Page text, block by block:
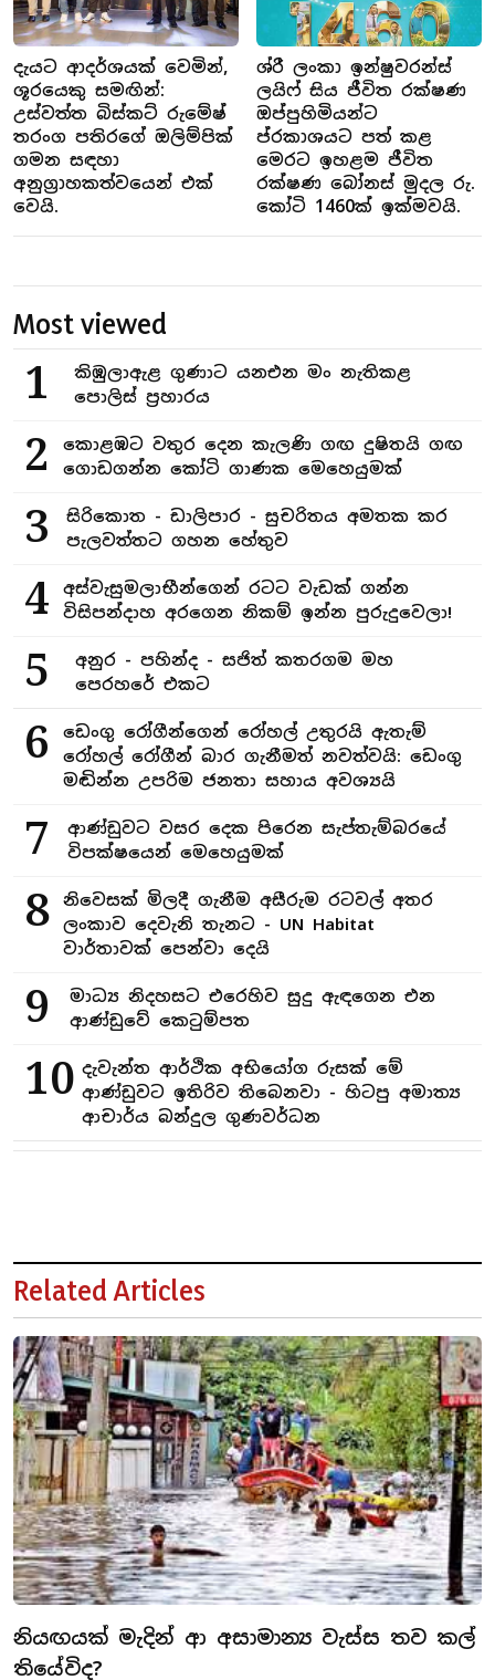
දැයට ආදර්ශයක් වෙමින්,
ශූරයෙකු සමඟින්:
උස්වත්ත බිස්කට් රුමේෂ්
තරංග පතිරගේ ඔලිම්පික්
ගමන සඳහා
අනුග්‍රාහකත්වයෙන් එක්
වෙයි.
ශ්රී ලංකා ඉන්ෂුවරන්ස්
ලයිෆ් සිය ජීවිත රක්ෂණ
ඔප්පුහිමියන්ට
ප්රකාශයට පත් කළ
මෙරට ඉහළම ජීවිත
රක්ෂණ බෝනස් මුදල රු.
කෝටි 1460ක් ඉක්මවයි.
Most viewed
1
කිඹුලාඇළ ගුණාට යනඑන මං නැතිකළ
පොලිස් ප්‍රහාරය
2
කොළඹට වතුර දෙන කැලණි ගඟ දුෂිතයි ගඟ
ගොඩගන්න කෝටි ගාණක මෙහෙයුමක්
3
සිරිකොත - ඩාලිපාර - සුචරිතය අමතක කර
පැලවත්තට ගහන හේතුව
4
අස්වැසුමලාභීන්ගෙන් රටට වැඩක් ගන්න
විසිපන්දාහ අරගෙන නිකම් ඉන්න පුරුදුවෙලා!
5
අනුර - පහින්ද - සජිත් කතරගම මහ
පෙරහරේ එකට
6
ඩෙංගු රෝගීන්ගෙන් රෝහල් උතුරයි ඇතැම්
රෝහල් රෝගීන් බාර ගැනීමත් නවත්වයි: ඩෙංගු
මඬින්න උපරිම ජනතා සහාය අවශ්‍යයි
7
ආණ්ඩුවට වසර දෙක පිරෙන සැප්තැම්බරයේ
විපක්ෂයෙන් මෙහෙයුමක්
8
නිවෙසක් මිලදී ගැනීම අසීරුම රටවල් අතර
ලංකාව දෙවැනි තැනට - UN Habitat
වාර්තාවක් පෙන්වා දෙයි
9
මාධ්‍ය නිදහසට එරෙහිව සුදු ඇඳගෙන එන
ආණ්ඩුවේ කෙටුම්පත
10 දැවැන්ත ආර්ථික අභියෝග රුසක් මේ
ආණ්ඩුවට ඉතිරිව තිබෙනවා - හිටපු අමාත්‍ය
ආචාර්ය බන්දුල ගුණවර්ධන
Related Articles
නියඟයක් මැදින් ආ අසාමාන්‍ය වැස්ස තව කල්
තියේවිද?